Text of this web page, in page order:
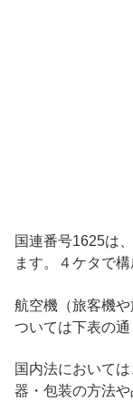
国連番号1625は
ます。４ケタで
航空機（旅客機
ついては下表の通
国内法において
器・包装の方法